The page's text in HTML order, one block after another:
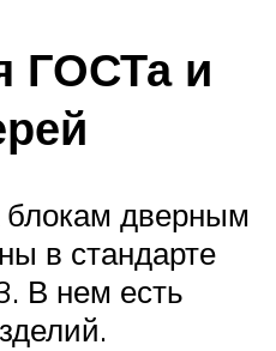
ГОСТа и
блокам дверным
в стандарте
В нем есть